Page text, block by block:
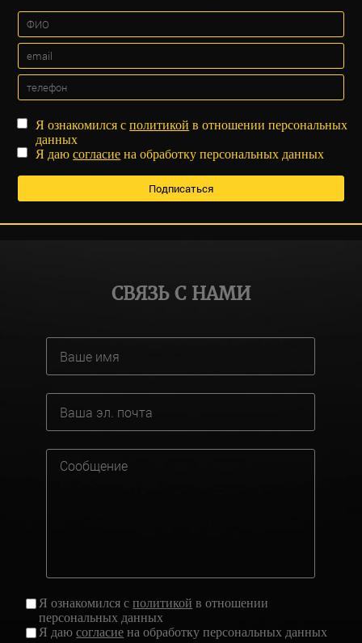
Я ознакомился сполитикой в отношении персональных
данных
Я даюсогласие на обработку персональных данных
СВЯЗЬ С НАМИ
Я ознакомился сполитикой в отношении
персональных данных
Я даюсогласие на обработку персональных данных